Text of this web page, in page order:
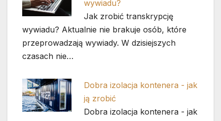
wywiadu?
Jak zrobić transkrypcję
wywiadu? Aktualnie nie brakuje osób, które
przeprowadzają wywiady. W dzisiejszych
czasach nie…
Dobra izolacja kontenera - jak
ją zrobić
Dobra izolacja kontenera - jak